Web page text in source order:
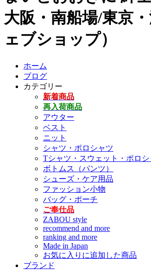
大阪・南船場/東京
ェブショップ）
ホーム
ブログ
カテゴリー
新着商品
再入荷商品
アウター
ベスト
ニット
シャツ・ポロシャツ
Tシャツ・スウェット・ポロシ
ボトムス（パンツ）
シューズ・ケア用品
ファッション小物
バッグ・ポーチ
ご奉仕品
ZABOU style
recommend and more
ranking and more
Made in Japan
お気に入りに追加した商品
ブランド